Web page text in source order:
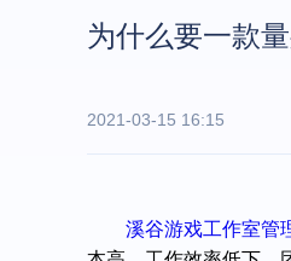
为什么要一款
2021-03-15 16:15
溪谷游戏工作室管